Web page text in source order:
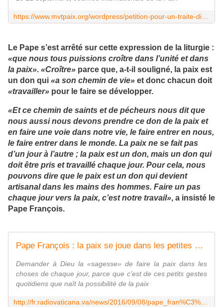
Le Pape s’est arrêté sur cette expression de la liturgie :
«que nous tous puissions croître dans l’unité et dans
la paix» «Croître» parce que, a-t-il souligné, la paix est
un don qui «a son chemin de vie» et donc chacun doit
«travailler» pour le faire se développer.
«Et ce chemin de saints et de pécheurs nous dit que
nous aussi nous devons prendre ce don de la paix et
en faire une voie dans notre vie, le faire entrer en nous,
le faire entrer dans le monde. La paix ne se fait pas
d’un jour à l’autre ; la paix est un don, mais un don qui
doit être pris et travaillé chaque jour. Pour cela, nous
pouvons dire que le paix est un don qui devient
artisanal dans les mains des hommes. Faire un pas
chaque jour vers la paix, c’est notre travail», a insisté le
Pape François.
Pape François : la paix se joue dans les petites choses du quotidien
Demander à Dieu la «sagesse» de faire la paix dans les
choses de chaque jour, parce que c’est de ces petits gestes
quotidiens que naît la possibilité de la paix
http://fr.radiovaticana.va/news/2016/09/08/pape_fran%C3%A7ois__la_paix_se_joue_dans_les_petites_choses_du_quotidien/1256628